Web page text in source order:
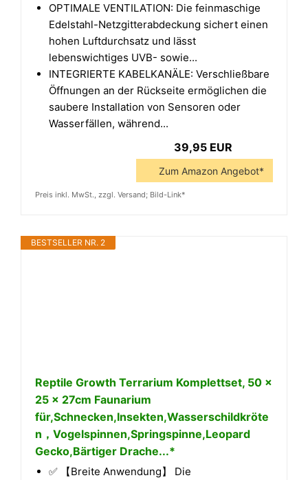
OPTIMALE VENTILATION: Die feinmaschige
Edelstahl-Netzgitterabdeckung sichert einen
hohen Luftdurchsatz und lässt
lebenswichtiges UVB- sowie...
INTEGRIERTE KABELKANÄLE: Verschließbare
Öffnungen an der Rückseite ermöglichen die
saubere Installation von Sensoren oder
Wasserfällen, während...
39,95 EUR
Zum Amazon Angebot*
Preis inkl. MwSt., zzgl. Versand; Bild-Link*
BESTSELLER NR. 2
Reptile Growth Terrarium Komplettset, 50 x
25 x 27cm Faunarium
für,Schnecken,Insekten,Wasserschildkröte
n，Vogelspinnen,Springspinne,Leopard
Gecko,Bärtiger Drache...*
✅ 【Breite Anwendung】 Die